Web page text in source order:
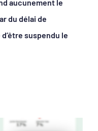
aucunement le
du délai de
suspendu le